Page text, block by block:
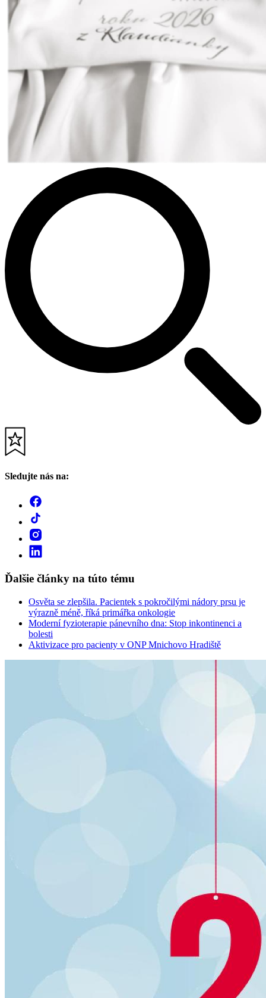
Sledujte nás na:
Ďalšie články na túto tému
Osvěta se zlepšila. Pacientek s pokročilými nádory prsu je
výrazně méně, říká primářka onkologie
Moderní fyzioterapie pánevního dna: Stop inkontinenci a
bolesti
Aktivizace pro pacienty v ONP Mnichovo Hradiště